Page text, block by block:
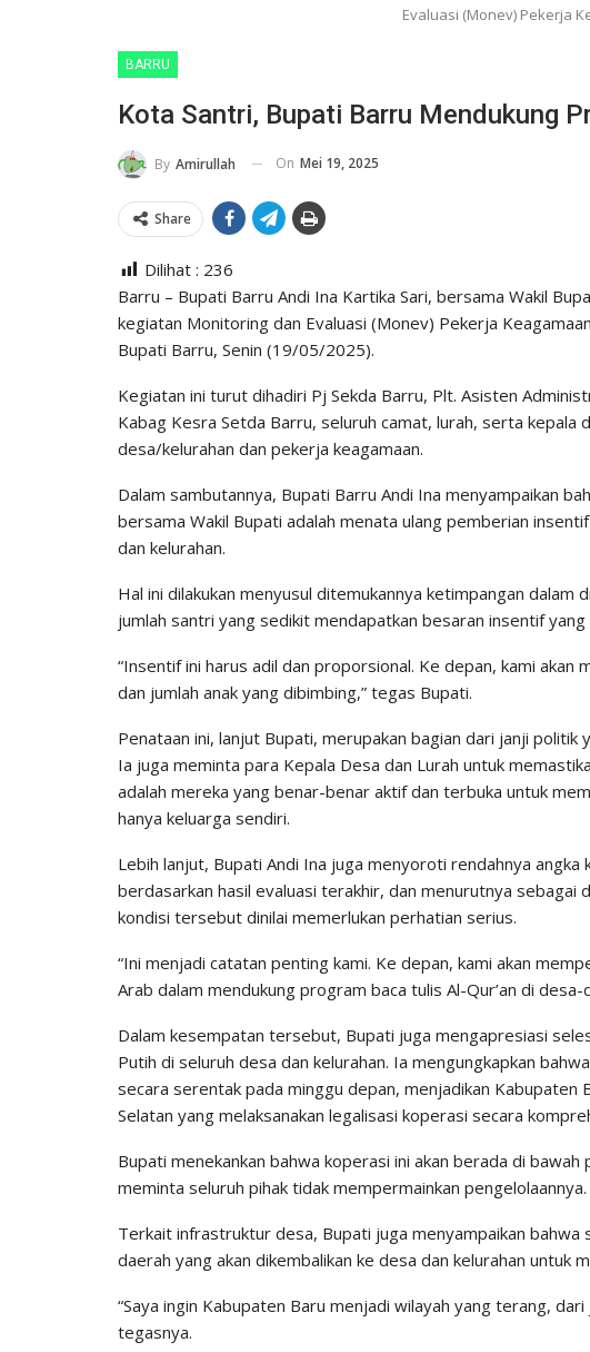
Evaluasi (Monev) Pekerja
BARRU
Kota Santri, Bupati Barru Mendukung
By Amirullah On Mei 19, 2025
Share
Dilihat : 236
Barru – Bupati Barru Andi Ina Kartika Sari, bersama Wakil
kegiatan Monitoring dan Evaluasi (Monev) Pekerja
Bupati Barru, Senin (19/05/2025).
Kegiatan ini turut dihadiri Pj Sekda Barru, Plt. Asisten
Kabag Kesra Setda Barru, seluruh camat, lurah, serta
desa/kelurahan dan pekerja keagamaan.
Dalam sambutannya, Bupati Barru Andi Ina menyampaikan
bersama Wakil Bupati adalah menata ulang pemberian
dan kelurahan.
Hal ini dilakukan menyusul ditemukannya ketimpangan
jumlah santri yang sedikit mendapatkan besaran insentif
“Insentif ini harus adil dan proporsional. Ke depan, kami akan
dan jumlah anak yang dibimbing,” tegas Bupati.
Penataan ini, lanjut Bupati, merupakan bagian dari janji politik
Ia juga meminta para Kepala Desa dan Lurah untuk
adalah mereka yang benar-benar aktif dan terbuka untuk
hanya keluarga sendiri.
Lebih lanjut, Bupati Andi Ina juga menyoroti rendahnya angka
berdasarkan hasil evaluasi terakhir, dan menurutnya sebagai
kondisi tersebut dinilai memerlukan perhatian serius.
“Ini menjadi catatan penting kami. Ke depan, kami akan
Arab dalam mendukung program baca tulis Al-Qur’an di desa-
Dalam kesempatan tersebut, Bupati juga mengapresiasi
Putih di seluruh desa dan kelurahan. Ia mengungkapkan
secara serentak pada minggu depan, menjadikan Kabupaten
Selatan yang melaksanakan legalisasi koperasi secara
Bupati menekankan bahwa koperasi ini akan berada di
meminta seluruh pihak tidak mempermainkan pengelolaannya.
Terkait infrastruktur desa, Bupati juga menyampaikan bahwa
daerah yang akan dikembalikan ke desa dan kelurahan untuk
“Saya ingin Kabupaten Baru menjadi wilayah yang terang,
tegasnya.